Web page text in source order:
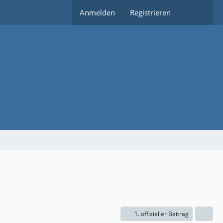
Anmelden Registrieren
1. offizieller Beitrag